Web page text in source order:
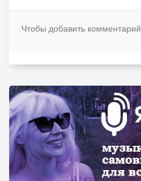
Чтобы добавить комментарий